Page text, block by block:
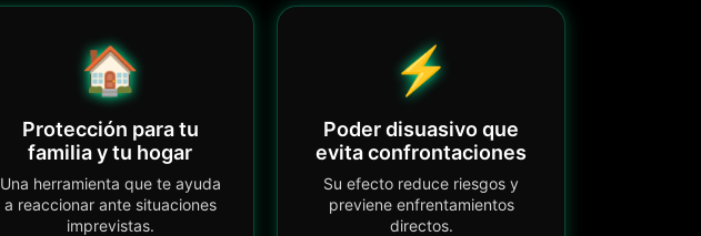
🏠
Protección para tu
familia y tu hogar
Una herramienta que te ayuda
a reaccionar ante situaciones
imprevistas.
⚡
Poder disuasivo que
evita confrontaciones
Su efecto reduce riesgos y
previene enfrentamientos
directos.